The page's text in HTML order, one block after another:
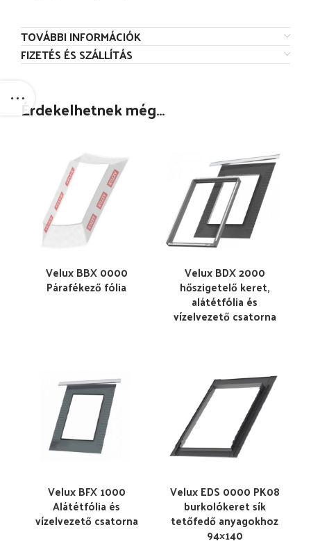
TOVÁBBI INFORMÁCIÓK
FIZETÉS ÉS SZÁLLÍTÁS
Érdekelhetnek még…
Velux BBX 0000
Párafékező fólia
Velux BDX 2000
hőszigetelő keret,
alátétfólia és
vízelvezető csatorna
Velux BFX 1000
Alátétfólia és
vízelvezető csatorna
Velux EDS 0000 PK08
burkolókeret sík
tetőfedő anyagokhoz
94×140